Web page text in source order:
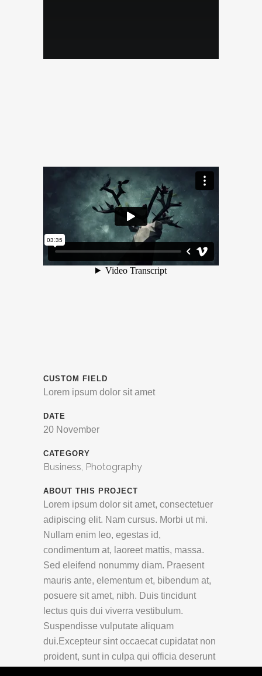
CUSTOM FIELD
Lorem ipsum dolor sit amet
DATE
20 November
CATEGORY
Business, Photography
ABOUT THIS PROJECT
Lorem ipsum dolor sit amet, consectetuer
adipiscing elit. Nam cursus. Morbi ut mi.
Nullam enim leo, egestas id,
condimentum at, laoreet mattis, massa.
Sed eleifend nonummy diam. Praesent
mauris ante, elementum et, bibendum at,
posuere sit amet, nibh. Duis tincidunt
lectus quis dui viverra vestibulum.
Suspendisse vulputate aliquam
dui.Excepteur sint occaecat cupidatat non
proident, sunt in culpa qui officia deserunt